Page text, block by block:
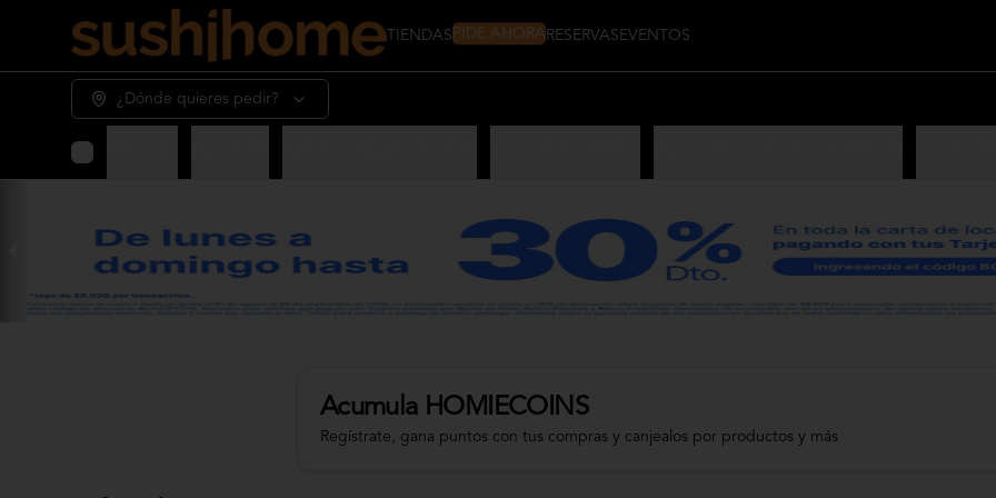
TIENDAS PIDE AHORA RESERVAS EVENTOS
¿Dónde quieres pedir?
Acumula HOMIECOINS
Regístrate, gana puntos con tus compras y canjealos por productos y más